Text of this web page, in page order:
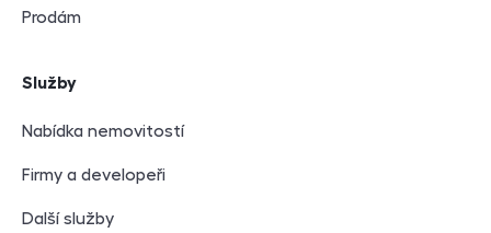
Prodám
Služby
Nabídka nemovitostí
Firmy a developeři
Další služby